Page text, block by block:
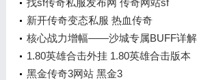
找sf传奇私服发布网 传奇网站sf
新开传奇变态私服 热血传奇
核心战力增幅——沙城专属BUFF详解
1.80英雄合击外挂 1.80英雄合击版本
黑金传奇3网站 黑金3